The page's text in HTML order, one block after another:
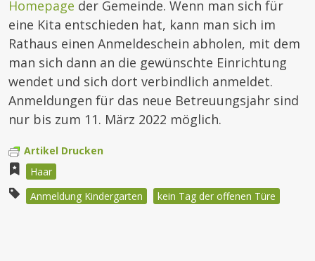
Homepage der Gemeinde. Wenn man sich für
eine Kita entschieden hat, kann man sich im
Rathaus einen Anmeldeschein abholen, mit dem
man sich dann an die gewünschte Einrichtung
wendet und sich dort verbindlich anmeldet.
Anmeldungen für das neue Betreuungsjahr sind
nur bis zum 11. März 2022 möglich.
Artikel Drucken
Haar
Anmeldung Kindergarten
kein Tag der offenen Türe